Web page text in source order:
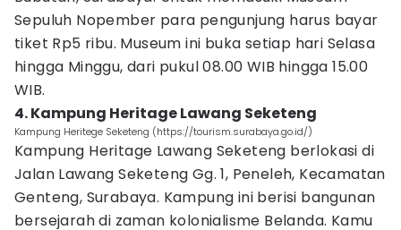
Sepuluh Nopember para pengunjung harus bayar
tiket Rp5 ribu. Museum ini buka setiap hari Selasa
hingga Minggu, dari pukul 08.00 WIB hingga 15.00
WIB.
4. Kampung Heritage Lawang Seketeng
Kampung Heritege Seketeng (https://tourism.surabaya.go.id/)
Kampung Heritage Lawang Seketeng berlokasi di
Jalan Lawang Seketeng Gg. 1, Peneleh, Kecamatan
Genteng, Surabaya. Kampung ini berisi bangunan
bersejarah di zaman kolonialisme Belanda. Kamu